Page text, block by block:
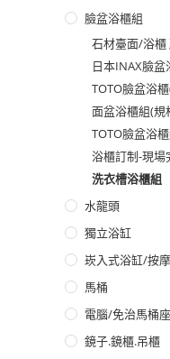
臉盆浴櫃組
石材臺面/浴櫃
日本INAX臉盆
TOTO臉盆浴
面盆浴櫃組(規
TOTO臉盆浴櫃
浴櫃訂制-現場
洗衣槽浴櫃組
水龍頭
獨立浴缸
崁入式浴缸/按
馬桶
電腦/免治馬桶座
鏡子.鏡櫃.吊櫃